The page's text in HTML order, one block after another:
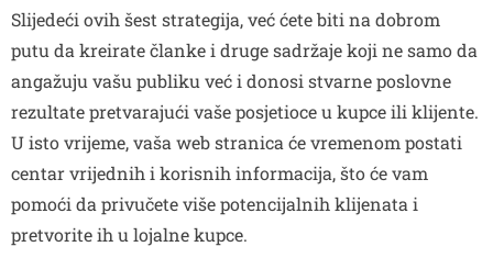
Slijedeći ovih šest strategija, već ćete biti na dobrom
putu da kreirate članke i druge sadržaje koji ne samo da
angažuju vašu publiku već i donosi stvarne poslovne
rezultate pretvarajući vaše posjetioce u kupce ili klijente.
U isto vrijeme, vaša web stranica će vremenom postati
centar vrijednih i korisnih informacija, što će vam
pomoći da privučete više potencijalnih klijenata i
pretvorite ih u lojalne kupce.